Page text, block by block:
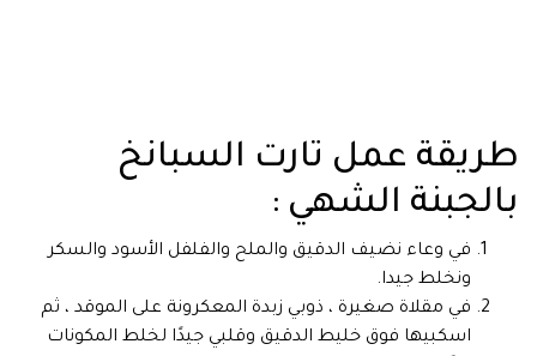
طريقة عمل تارت السبانخ
بالجبنة الشهي :
في وعاء نضيف الدقيق والملح والفلفل الأسود والسكر
ونخلط جيدا.
في مقلاة صغيرة ، ذوبي زبدة المعكرونة على الموقد ، ثم
اسكبيها فوق خليط الدقيق وقلبي جيدًا لخلط المكونات